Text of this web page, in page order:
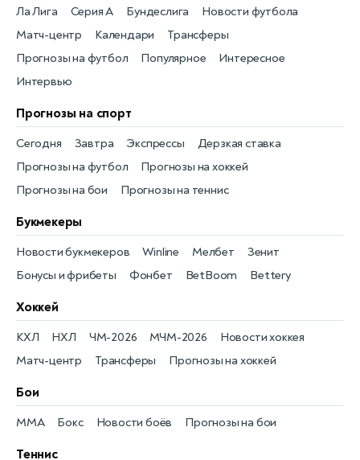
Новости футбола
Матч-центр Календари Трансферы
Прогнозы на футбол Популярное
Ла Лига
Интересное
Серия А
Интервью
Бундеслига
Прогнозы на спорт
Прогнозы на футбол
Сегодня
Прогнозы на хоккей
Завтра
Прогнозы на бои
Экспрессы
Прогнозы на теннис
Дерзкая ставка
Букмекеры
Бонусы и фрибеты
Новости букмекеров
Фонбет
Winline
BetBoom
Мелбет
Bettery
Зенит
Хоккей
Новости хоккея
КХЛ
Матч-центр
НХЛ
Трансферы
ЧМ-2026
Прогнозы на хоккей
МЧМ-2026
Бои
Новости боёв
MMA Прогнозы на бои
Бокс
Теннис